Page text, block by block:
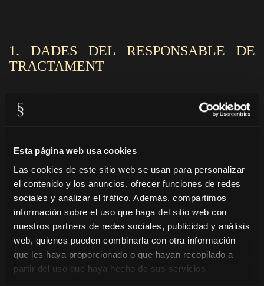
Esta página web usa cookies
Las cookies de este sitio web se usan para personalizar
el contenido y los anuncios, ofrecer funciones de redes
sociales y analizar el tráfico. Además, compartimos
información sobre el uso que haga del sitio web con
nuestros partners de redes sociales, publicidad y análisis
web, quienes pueden combinarla con otra información
que les haya proporcionado o que hayan recopilado a
partir del uso que haya hecho de sus servicios.
1. DADES DEL RESPONSABLE DE
TRACTAMENT
Raó Social: PRESSEGUER FOOD CORPORATE, S.L. (en
endavant, l'“Empresa” o el “Responsable”).
L, Nave 8 - 25191 - LLEIDA
Telèfon: 973577192
Email per comunicacions en matèria de Protecció de
dades: administracion.josep@presseguer.com
1.1 Normativa aplicable
La nostra Política de Privacitat s'ha dissenyat d'acord amb
el Reglament General de Protecció de Dades de la UE
2016/679 del Parlament Europeu i de Consell, de 27 d'abril
de 2016, relatiu a la protecció de les persones físiques pel